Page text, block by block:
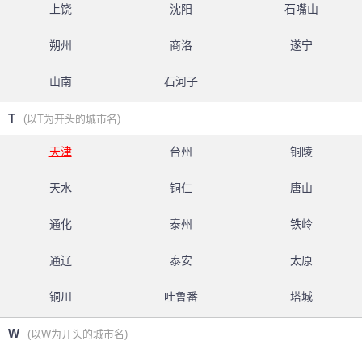
上饶 沈阳 石嘴山
朔州 商洛 遂宁
山南 石河子
T (以T为开头的城市名)
天津 台州 铜陵
天水 铜仁 唐山
通化 泰州 铁岭
通辽 泰安 太原
铜川 吐鲁番 塔城
W (以W为开头的城市名)